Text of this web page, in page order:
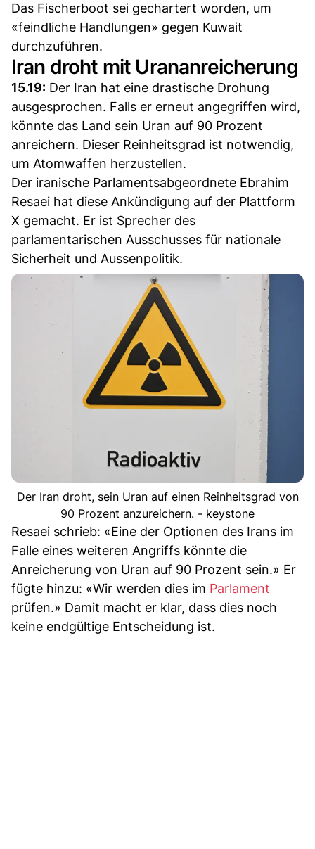
Das Fischerboot sei gechartert worden, um
«feindliche Handlungen» gegen Kuwait
durchzuführen.
Iran droht mit Urananreicherung
15.19: Der Iran hat eine drastische Drohung
ausgesprochen. Falls er erneut angegriffen wird,
könnte das Land sein Uran auf 90 Prozent
anreichern. Dieser Reinheitsgrad ist notwendig,
um Atomwaffen herzustellen.
Der iranische Parlamentsabgeordnete Ebrahim
Resaei hat diese Ankündigung auf der Plattform
X gemacht. Er ist Sprecher des
parlamentarischen Ausschusses für nationale
Sicherheit und Aussenpolitik.
Der Iran droht, sein Uran auf einen Reinheitsgrad von
90 Prozent anzureichern. - keystone
Resaei schrieb: «Eine der Optionen des Irans im
Falle eines weiteren Angriffs könnte die
Anreicherung von Uran auf 90 Prozent sein.» Er
fügte hinzu: «Wir werden dies im Parlament
prüfen.» Damit macht er klar, dass dies noch
keine endgültige Entscheidung ist.